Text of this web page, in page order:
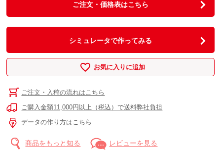
ご注文・価格表はこちら
シミュレータで作ってみる
お気に入りに追加
ご注文・入稿の流れはこちら
ご購入金額11,000円以上（税込）で送料弊社負担
データの作り方はこちら
商品をもっと知る レビューを見る